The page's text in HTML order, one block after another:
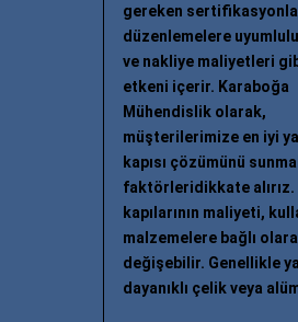
gereken
düzenlemelere
ve nakliye maliyetleri
etkeni içerir. Karaboğa
Mühendislik olarak,
müşterilerimize en iyi
kapısı çözümünü
faktörleridikkate alırız.
kapılarının maliyeti,
malzemelere bağlı
değişebilir. Genellikle
dayanıklı çelik veya